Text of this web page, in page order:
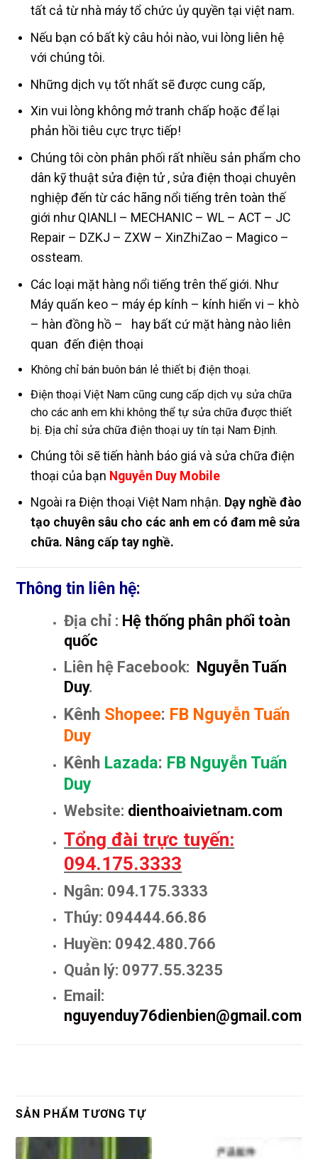
tất cả từ nhà máy tổ chức ủy quyền tại việt nam.
Nếu bạn có bất kỳ câu hỏi nào, vui lòng liên hệ
với chúng tôi.
Những dịch vụ tốt nhất sẽ được cung cấp,
Xin vui lòng không mở tranh chấp hoặc để lại
phản hồi tiêu cực trực tiếp!
Chúng tôi còn phân phối rất nhiều sản phẩm cho
dân kỹ thuật sửa điện tử , sửa điện thoại chuyên
nghiệp đến từ các hãng nổi tiếng trên toàn thế
giới như QIANLI – MECHANIC – WL – ACT – JC
Repair – DZKJ – ZXW – XinZhiZao – Magico –
ossteam.
Các loại mặt hàng nổi tiếng trên thế giới. Như
Máy quấn keo – máy ép kính – kính hiển vi – khò
– hàn đồng hồ – hay bất cứ mặt hàng nào liên
quan đến điện thoại
Không chỉ bán buôn bán lẻ thiết bị điện thoại.
Điện thoại Việt Nam cũng cung cấp dịch vụ sửa chữa
cho các anh em khi không thể tự sửa chữa được thiết
bị. Địa chỉ sửa chữa điện thoại uy tín tại Nam Định.
Chúng tôi sẽ tiến hành báo giá và sửa chữa điện
thoại của bạn Nguyễn Duy Mobile
Ngoài ra Điện thoại Việt Nam nhận. Dạy nghề đào
tạo chuyên sâu cho các anh em có đam mê sửa
chữa. Nâng cấp tay nghề.
Thông tin liên hệ:
Địa chỉ : Hệ thống phân phối toàn
quốc
Liên hệ Facebook: Nguyễn Tuấn
Duy.
Kênh Shopee: FB Nguyễn Tuấn
Duy
Kênh Lazada: FB Nguyễn Tuấn
Duy
Website: dienthoaivietnam.com
Tổng đài trực tuyến:
094.175.3333
Ngân: 094.175.3333
Thúy: 094444.66.86
Huyền: 0942.480.766
Quản lý: 0977.55.3235
Email:
nguyenduy76dienbien@gmail.com
SẢN PHẨM TƯƠNG TỰ